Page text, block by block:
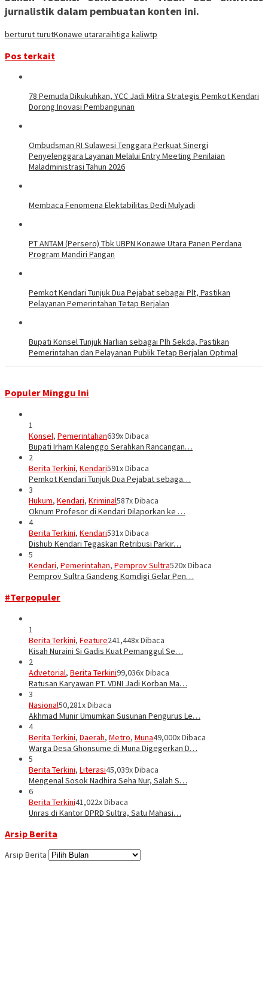
jurnalistik dalam pembuatan konten ini.
berturut turutKonawe utararaihtiga kaliwtp
Pos terkait
78 Pemuda Dikukuhkan, YCC Jadi Mitra Strategis Pemkot Kendari
Dorong Inovasi Pembangunan
Ombudsman RI Sulawesi Tenggara Perkuat Sinergi
Penyelenggara Layanan Melalui Entry Meeting Penilaian
Maladministrasi Tahun 2026
Membaca Fenomena Elektabilitas Dedi Mulyadi
PT ANTAM (Persero) Tbk UBPN Konawe Utara Panen Perdana
Program Mandiri Pangan
Pemkot Kendari Tunjuk Dua Pejabat sebagai Plt, Pastikan
Pelayanan Pemerintahan Tetap Berjalan
Bupati Konsel Tunjuk Narlian sebagai Plh Sekda, Pastikan
Pemerintahan dan Pelayanan Publik Tetap Berjalan Optimal
Populer Minggu Ini
1
Konsel, Pemerintahan639x Dibaca
Bupati Irham Kalenggo Serahkan Rancangan…
2
Berita Terkini, Kendari591x Dibaca
Pemkot Kendari Tunjuk Dua Pejabat sebaga…
3
Hukum, Kendari, Kriminal587x Dibaca
Oknum Profesor di Kendari Dilaporkan ke …
4
Berita Terkini, Kendari531x Dibaca
Dishub Kendari Tegaskan Retribusi Parkir…
5
Kendari, Pemerintahan, Pemprov Sultra520x Dibaca
Pemprov Sultra Gandeng Komdigi Gelar Pen…
#Terpopuler
1
Berita Terkini, Feature241,448x Dibaca
Kisah Nuraini Si Gadis Kuat Pemanggul Se…
2
Advetorial, Berita Terkini99,036x Dibaca
Ratusan Karyawan PT. VDNI Jadi Korban Ma…
3
Nasional50,281x Dibaca
Akhmad Munir Umumkan Susunan Pengurus Le…
4
Berita Terkini, Daerah, Metro, Muna49,000x Dibaca
Warga Desa Ghonsume di Muna Digegerkan D…
5
Berita Terkini, Literasi45,039x Dibaca
Mengenal Sosok Nadhira Seha Nur, Salah S…
6
Berita Terkini41,022x Dibaca
Unras di Kantor DPRD Sultra, Satu Mahasi…
Arsip Berita
Arsip Berita